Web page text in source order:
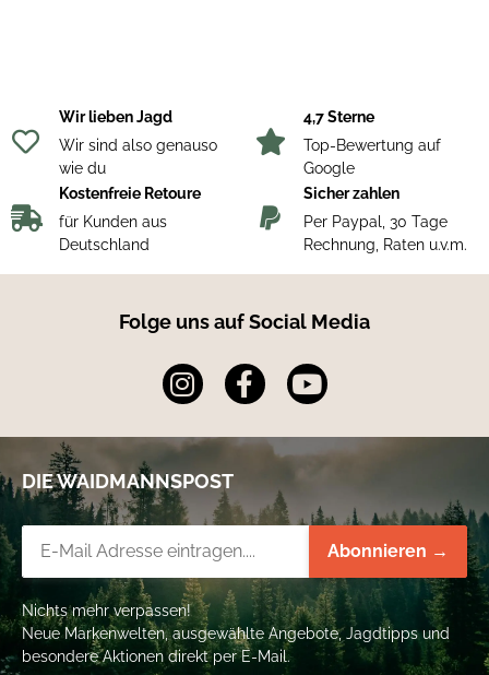
Wir lieben Jagd
Wir sind also genauso
wie du
4,7 Sterne
Top-Bewertung auf
Google
Kostenfreie Retoure
für Kunden aus
Deutschland
Sicher zahlen
Per Paypal, 30 Tage
Rechnung, Raten u.v.m.
Folge uns auf Social Media
DIE WAIDMANNSPOST
Abonnieren →
Nichts mehr verpassen!
Neue Markenwelten, ausgewählte Angebote, Jagdtipps und
besondere Aktionen direkt per E-Mail.